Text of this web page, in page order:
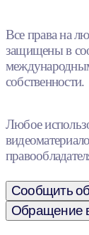
Все права на
защищены в
собственности.
Любое
Сообщить
Обращение